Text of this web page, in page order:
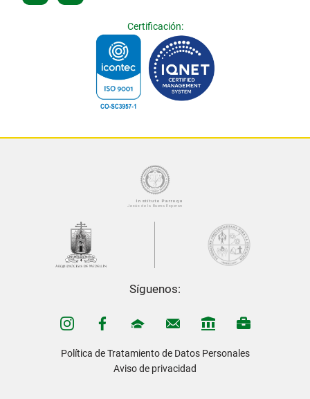
Certificación:
Síguenos:
Política de Tratamiento de Datos Personales
Aviso de privacidad